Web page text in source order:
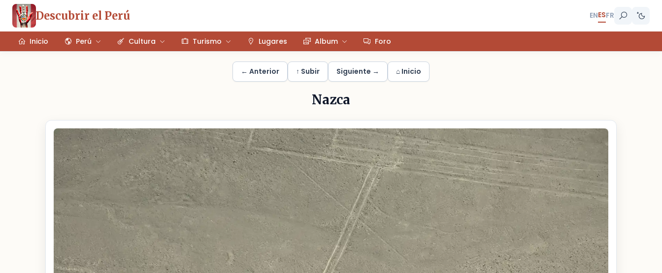
Descubrir el Perú ENESFR
Inicio Perú Cultura Turismo Lugares Album Foro
← Anterior ↑ Subir Siguiente → ⌂ Inicio
Nazca